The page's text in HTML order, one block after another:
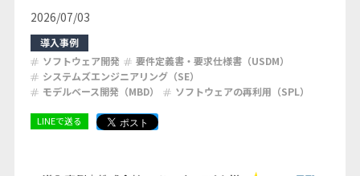
お知らせ
お問い合わせ
2026/07/03
導入事例
ソフトウェア開発
要件定義書・要求仕様書（USDM）
システムズエンジニアリング（SE）
モデルベース開発（MBD）
ソフトウェアの再利用（SPL）
LINEで送る